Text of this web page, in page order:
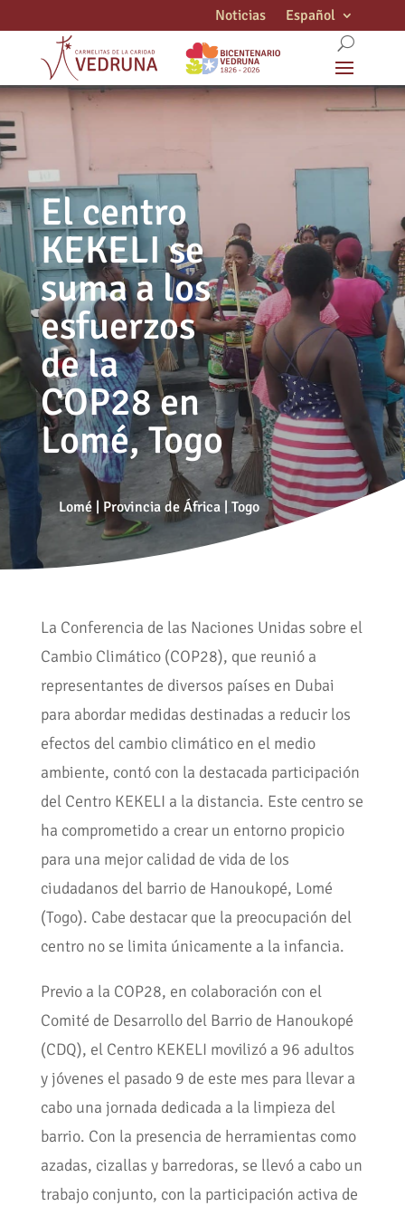
Noticias Español
El centro
KEKELI se
suma a los
esfuerzos
de la
COP28 en
Lomé, Togo
Lomé| Provincia de África| Togo
La Conferencia de las Naciones Unidas sobre el
Cambio Climático (COP28), que reunió a
representantes de diversos países en Dubai
para abordar medidas destinadas a reducir los
efectos del cambio climático en el medio
ambiente, contó con la destacada participación
del Centro KEKELI a la distancia. Este centro se
ha comprometido a crear un entorno propicio
para una mejor calidad de vida de los
ciudadanos del barrio de Hanoukopé, Lomé
(Togo). Cabe destacar que la preocupación del
centro no se limita únicamente a la infancia.
Previo a la COP28, en colaboración con el
Comité de Desarrollo del Barrio de Hanoukopé
(CDQ), el Centro KEKELI movilizó a 96 adultos
y jóvenes el pasado 9 de este mes para llevar a
cabo una jornada dedicada a la limpieza del
barrio. Con la presencia de herramientas como
azadas, cizallas y barredoras, se llevó a cabo un
trabajo conjunto, con la participación activa de